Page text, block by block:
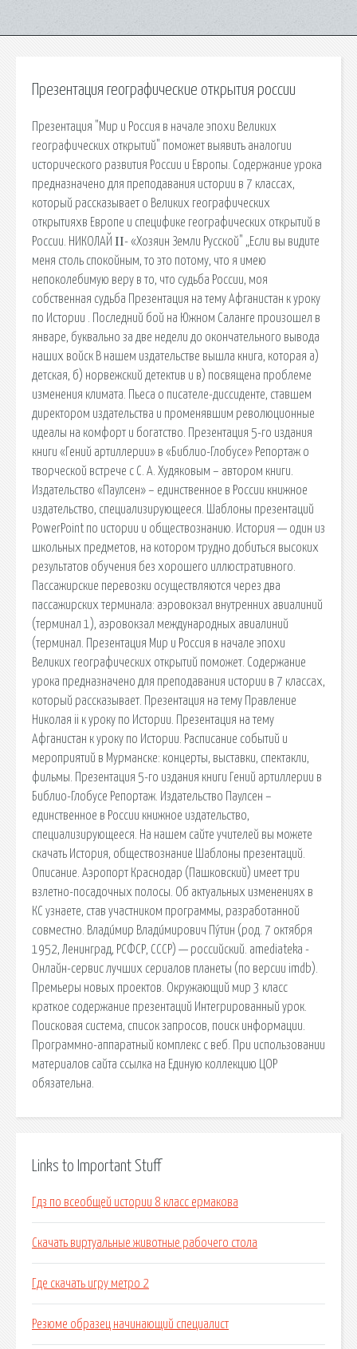
Презентация географические открытия россии
Презентация "Мир и Россия в начале эпохи Великих
географических открытий" поможет выявить аналогии
исторического развития России и Европы. Содержание урока
предназначено для преподавания истории в 7 классах,
который рассказывает о Великих географических
открытияхв Европе и специфике географических открытий в
России. НИКОЛАЙ ΙΙ- «Хозяин Земли Русской" „Если вы видите
меня столь спокойным, то это потому, что я имею
непоколебимую веру в то, что судьба России, моя
собственная судьба Презентация на тему Афганистан к уроку
по Истории . Последний бой на Южном Саланге произошел в
январе, буквально за две недели до окончательного вывода
наших войск В нашем издательстве вышла книга, которая а)
детская, б) норвежский детектив и в) посвящена проблеме
изменения климата. Пьеса о писателе-диссиденте, ставшем
директором издательства и променявшим революционные
идеалы на комфорт и богатство. Презентация 5-го издания
книги «Гений артиллерии» в «Библио-Глобусе» Репортаж о
творческой встрече с С. А. Худяковым – автором книги.
Издательство «Паулсен» – единственное в России книжное
издательство, специализирующееся. Шаблоны презентаций
PowerPoint по истории и обществознанию. История — один из
школьных предметов, на котором трудно добиться высоких
результатов обучения без хорошего иллюстративного.
Пассажирские перевозки осуществляются через два
пассажирских терминала: аэровокзал внутренних авиалиний
(терминал 1), аэровокзал международных авиалиний
(терминал. Презентация Мир и Россия в начале эпохи
Великих географических открытий поможет. Содержание
урока предназначено для преподавания истории в 7 классах,
который рассказывает. Презентация на тему Правление
Николая ii к уроку по Истории. Презентация на тему
Афганистан к уроку по Истории. Расписание событий и
мероприятий в Мурманске: концерты, выставки, спектакли,
фильмы. Презентация 5-го издания книги Гений артиллерии в
Библио-Глобусе Репортаж. Издательство Паулсен –
единственное в России книжное издательство,
специализирующееся. На нашем сайте учителей вы можете
скачать История, обществознание Шаблоны презентаций.
Описание. Аэропорт Краснодар (Пашковский) имеет три
взлетно-посадочных полосы. Об актуальных изменениях в
КС узнаете, став участником программы, разработанной
совместно. Влади́мир Влади́мирович Пу́тин (род. 7 октября
1952, Ленинград, РСФСР, СССР) — российский. amediateka -
Онлайн-сервис лучших сериалов планеты (по версии imdb).
Премьеры новых проектов. Окружающий мир 3 класс
краткое содержание презентаций Интегрированный урок.
Поисковая сиcтема, список запросов, поиск информации.
Программно-аппаратный комплекс с веб. При использовании
материалов сайта ссылка на Единую коллекцию ЦОР
обязательна.
Links to Important Stuff
Гдз по всеобщей истории 8 класс ермакова
Скачать виртуальные животные рабочего стола
Где скачать игру метро 2
Резюме образец начинающий специалист